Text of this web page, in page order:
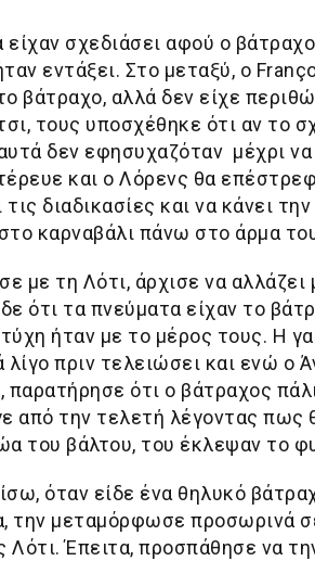
σχεδιάσει αφού ο
εντάξει. Στο μεταξύ, ο
βάτραχο, αλλά δεν είχε
τους υποσχέθηκε ότι αν το
δεν εφησυχαζόταν μέχρι να
και ο Λόρενς θα
διαδικασίες και να κάνει
καρναβάλι πάνω στο άρμα
με τη Λότι, άρχισε να
ότι τα πνεύματα είχαν το
ήταν με το μέρος τους. Η
πριν τελειώσει και ενώ ο
ότι ο βάτραχος
από την τελετή λέγοντας πως
του βάλτου, του έκλεψαν το
όταν είδε ένα θηλυκό
την μεταμόρφωσε προσωρινά
Έπειτα, προσπάθησε να